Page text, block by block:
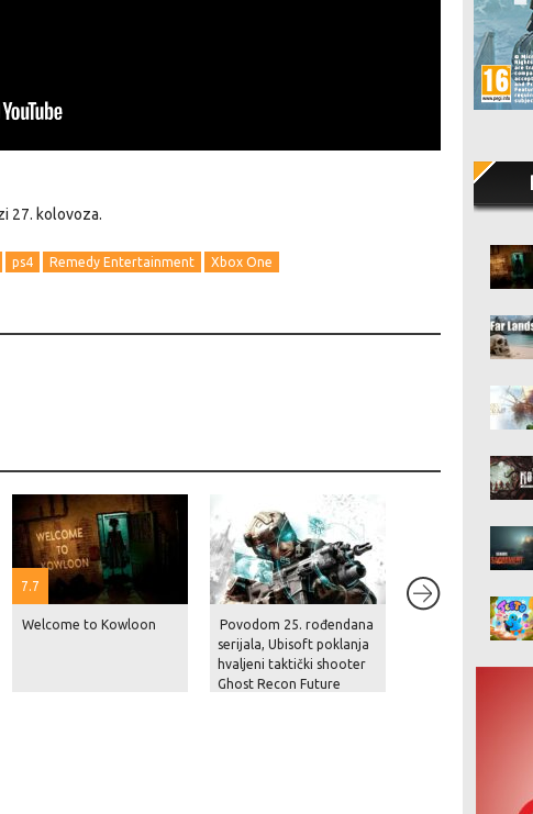
27. kolovoza.
ps4 Remedy Entertainment Xbox One
7.7
Welcome to Kowloon
Povodom 25. rođendana
serijala, Ubisoft poklanja
hvaljeni taktički shooter
Ghost Recon Future
Zbogom burzi i
dioničara –
Digital se vraća u